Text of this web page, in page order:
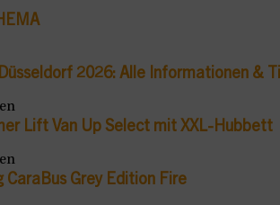
2026: Alle Informationen &
Lift Van Up Select mit XXL-Hubbett
CaraBus Grey Edition Fire